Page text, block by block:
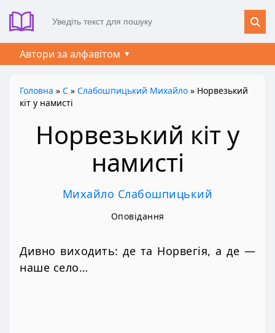
Автори за алфавітом
Головна » С » Слабошпицький Михайло » Норвезький
кіт у намисті
Норвезький кіт у
намисті
Михайло Слабошпицький
Оповідання
Дивно виходить: де та Норвегія, а де —
наше село…